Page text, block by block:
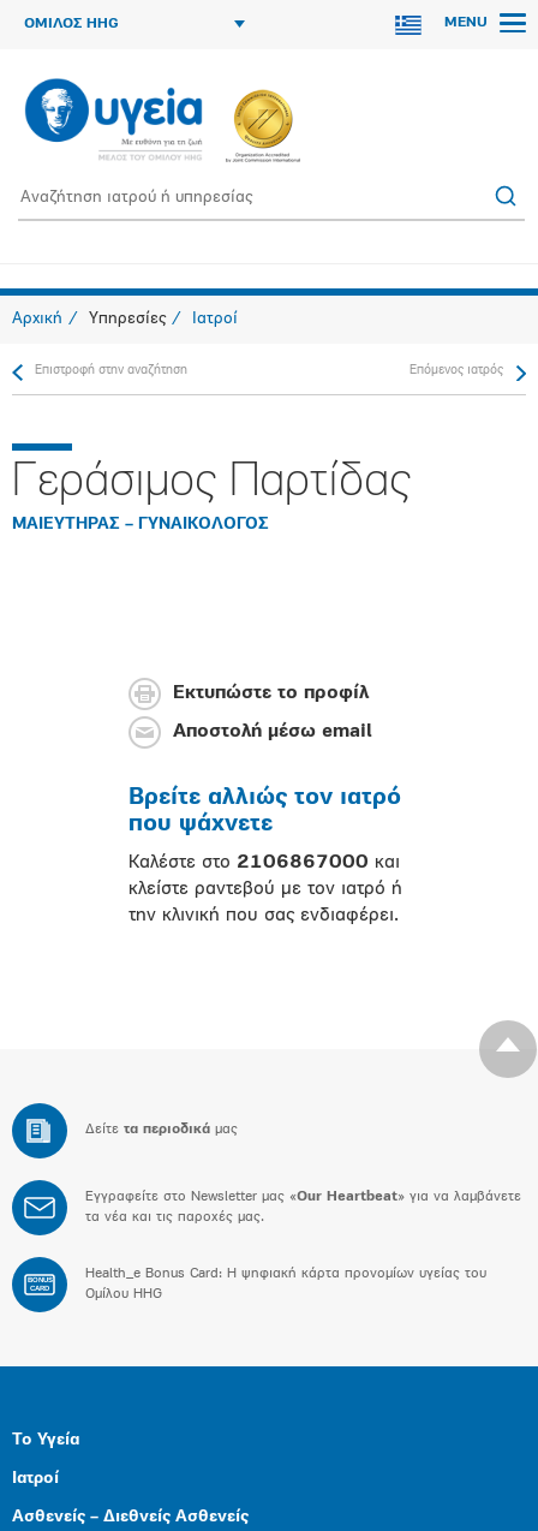
ΟΜΙΛΟΣ HHG MENU
Αρχική Υπηρεσίες Ιατροί
Επιστροφή στην αναζήτηση Επόμενος ιατρός
Γεράσιμος Παρτίδας
ΜΑΙΕΥΤΗΡΑΣ – ΓΥΝΑΙΚΟΛΟΓΟΣ
Εκτυπώστε το προφίλ
Αποστολή μέσω email
Βρείτε αλλιώς τον ιατρό
που ψάχνετε
Καλέστε στο 2106867000 και
κλείστε ραντεβού με τον ιατρό ή
την κλινική που σας ενδιαφέρει.
Δείτε τα περιοδικά μας
Εγγραφείτε στο Newsletter μας «Our Heartbeat» για να λαμβάνετε
τα νέα και τις παροχές μας.
BONUS
CARD
Health_e Bonus Card: H ψηφιακή κάρτα προνομίων υγείας του
Ομίλου HHG
Το Υγεία
Ιατροί
Ασθενείς – Διεθνείς Ασθενείς